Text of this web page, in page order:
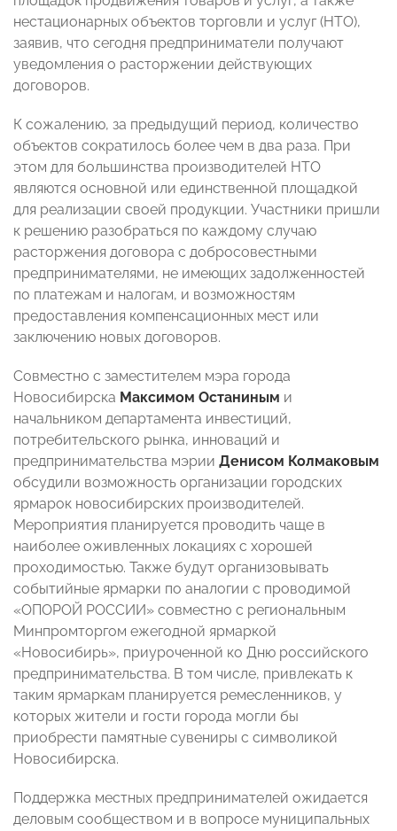
нестационарных объектов торговли и услуг (НТО),
заявив, что сегодня предприниматели получают
уведомления о расторжении действующих
договоров.
К сожалению, за предыдущий период, количество
объектов сократилось более чем в два раза. При
этом для большинства производителей НТО
являются основной или единственной площадкой
для реализации своей продукции. Участники пришли
к решению разобраться по каждому случаю
расторжения договора с добросовестными
предпринимателями, не имеющих задолженностей
по платежам и налогам, и возможностям
предоставления компенсационных мест или
заключению новых договоров.
Совместно с заместителем мэра города
Новосибирска Максимом Останиным и
начальником департамента инвестиций,
потребительского рынка, инноваций и
предпринимательства мэрии Денисом Колмаковым
обсудили возможность организации городских
ярмарок новосибирских производителей.
Мероприятия планируется проводить чаще в
наиболее оживленных локациях с хорошей
проходимостью. Также будут организовывать
событийные ярмарки по аналогии с проводимой
«ОПОРОЙ РОССИИ» совместно с региональным
Минпромторгом ежегодной ярмаркой
«Новосибирь», приуроченной ко Дню российского
предпринимательства. В том числе, привлекать к
таким ярмаркам планируется ремесленников, у
которых жители и гости города могли бы
приобрести памятные сувениры с символикой
Новосибирска.
Поддержка местных предпринимателей ожидается
деловым сообществом и в вопросе муниципальных